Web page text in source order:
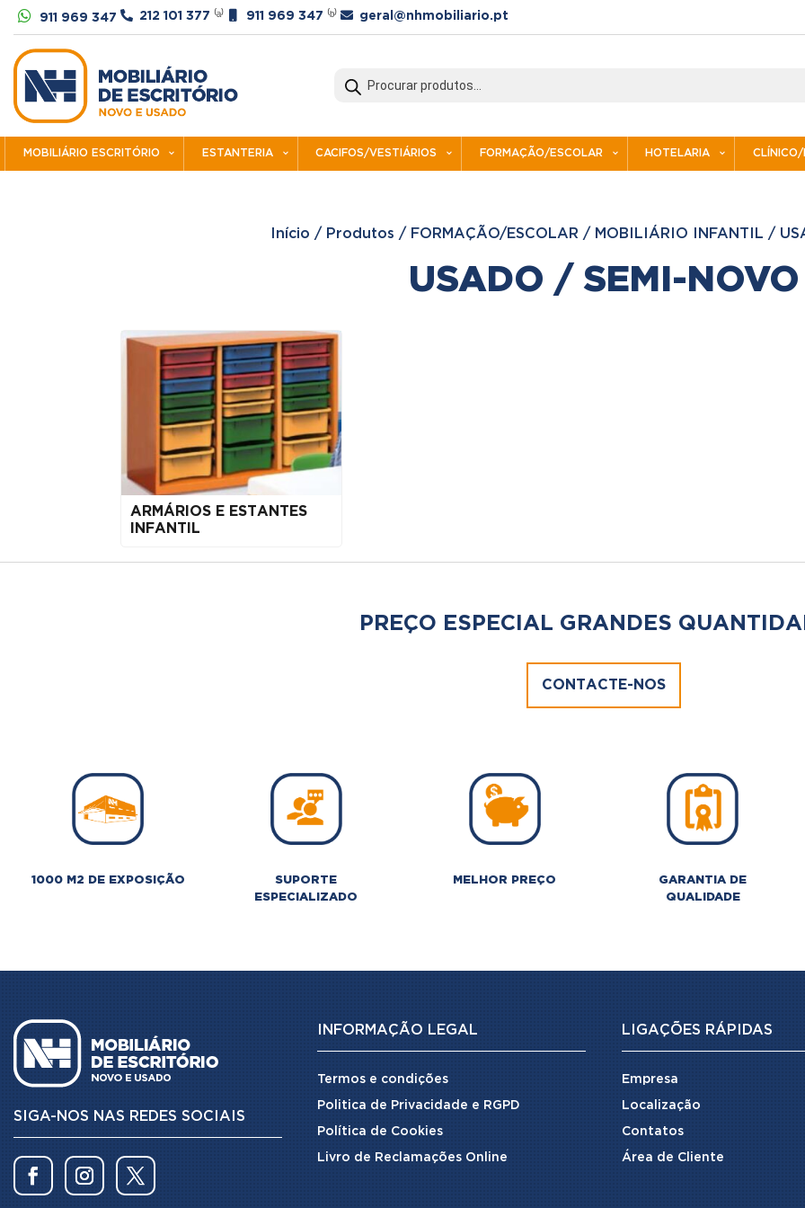
 911 969 347  212 101 377 ⁽ᵃ⁾ 911 969 347 ⁽ᵇ⁾  geral@nhmobiliario.pt
search
MOBILIÁRIO ESCRITÓRIO ESTANTERIA CACIFOS/VESTIÁRIOS FORMAÇÃO/ESCOLAR HOTELARIA CLÍNICO/
Início / Produtos / FORMAÇÃO/ESCOLAR / MOBILIÁRIO INFANTIL /
USADO / SEMI-NOVO
ARMÁRIOS E ESTANTES
INFANTIL
PREÇO ESPECIAL GRANDES
CONTACTE-NOS
1000 M2 DE EXPOSIÇÃO
SUPORTE
ESPECIALIZADO
MELHOR PREÇO
GARANTIA DE
QUALIDADE
SIGA-NOS NAS REDES SOCIAIS
INFORMAÇÃO LEGAL
Termos e condições
Politica de Privacidade e RGPD
Política de Cookies
Livro de Reclamações Online
LIGAÇÕES RÁPIDAS
Empresa
Localização
Contatos
Área de Cliente